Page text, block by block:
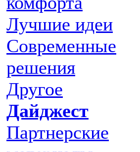
Лучшие идеи
Современные
решения
Другое
Дайджест
Партнерские